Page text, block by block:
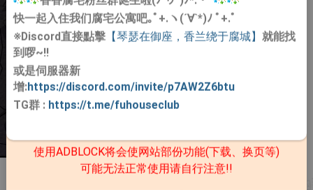
快一起入住我们腐宅公寓吧｡ﾟ+.ヽ(´∀`*)ﾉ ﾟ+.ﾟ
※Discord直接點擊【琴瑟在御座，香兰绕于腐城】 就能找
到啰~!!
或是伺服器新
增:https://discord.com/invite/p7AW2Z6btu
TG群: https://t.me/fuhouseclub
使用ADBLOCK将会使网站部份功能(下载、换页等)
可能无法正常使用请自行注意!!